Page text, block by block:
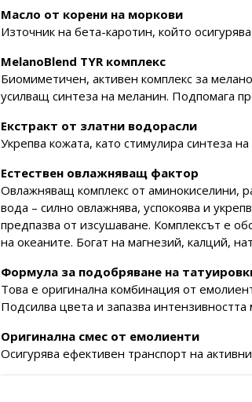
Масло от корени на моркови
Източник на бета-каротин, който
MelanoBlend TYR комплекс
Биомиметичен, активен комплекс за
усилващ синтеза на меланин. Подпомага
Екстракт от златни водорасли
Укрепва кожата, като стимулира синтеза
Естествен овлажняващ фактор
Овлажняващ комплекс от аминокиселини,
вода – силно овлажнява, успокоява и
предпазва от изсушаване. Комплексът е
на океаните. Богат на магнезий, калций,
Формула за подобряване на
Това е оригинална комбинация от
Подсилва цвета и запазва интензивността
Оригинална смес от емолиенти
Осигурява ефективен транспорт на